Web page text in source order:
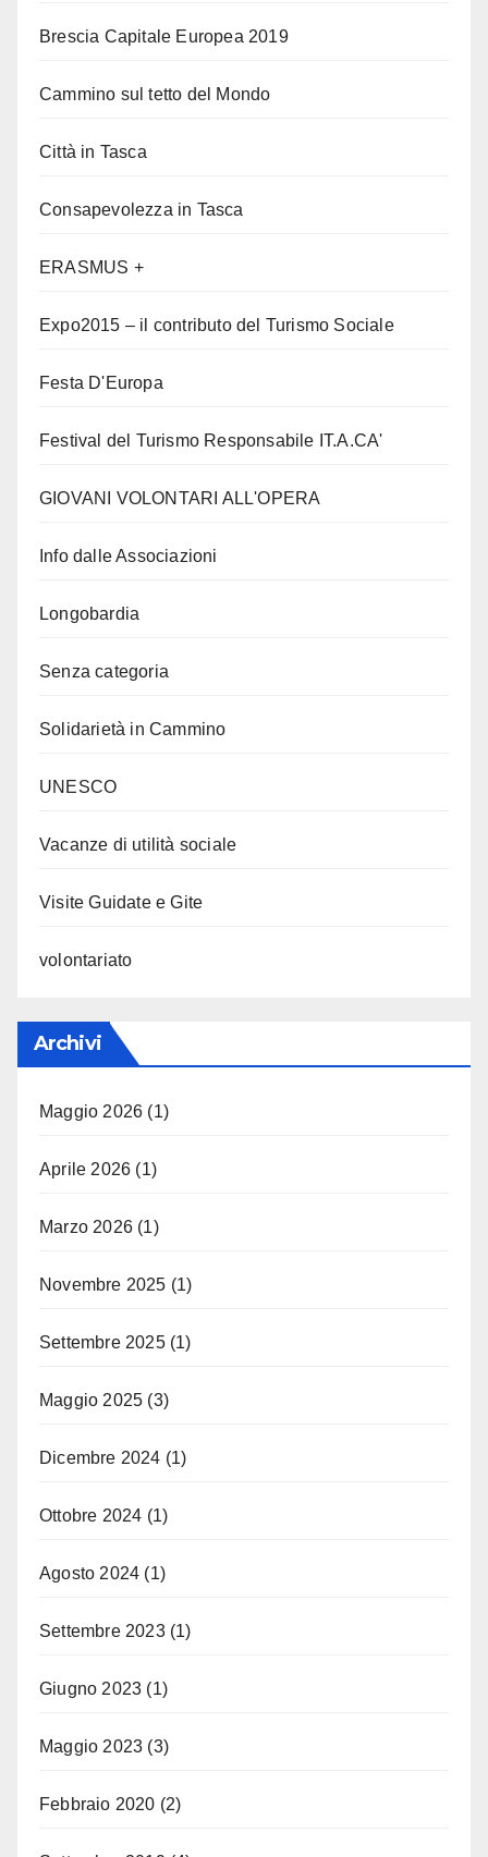
Brescia Capitale Europea 2019
Cammino sul tetto del Mondo
Città in Tasca
Consapevolezza in Tasca
ERASMUS +
Expo2015 – il contributo del Turismo Sociale
Festa D'Europa
Festival del Turismo Responsabile IT.A.CA'
GIOVANI VOLONTARI ALL'OPERA
Info dalle Associazioni
Longobardia
Senza categoria
Solidarietà in Cammino
UNESCO
Vacanze di utilità sociale
Visite Guidate e Gite
volontariato
Archivi
Maggio 2026 (1)
Aprile 2026 (1)
Marzo 2026 (1)
Novembre 2025 (1)
Settembre 2025(1)
Maggio 2025 (3)
Dicembre 2024 (1)
Ottobre 2024 (1)
Agosto 2024 (1)
Settembre 2023(1)
Giugno 2023 (1)
Maggio 2023 (3)
Febbraio 2020 (2)